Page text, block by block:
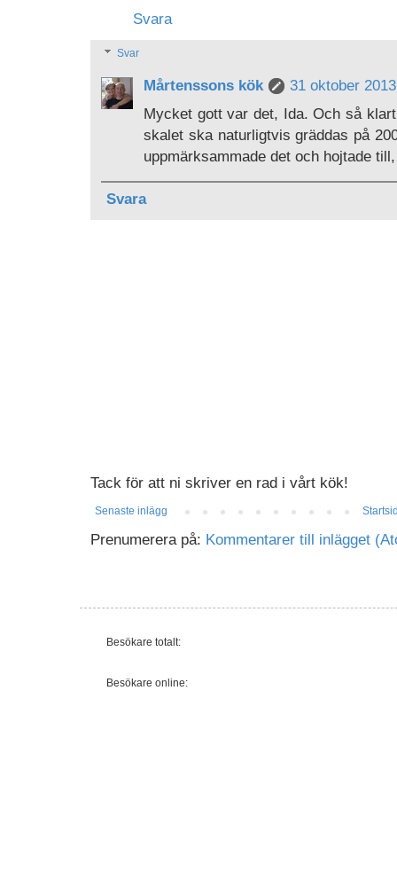
Svara
Svar
Mårtenssons kök
31 oktober
Mycket gott var det, Ida. Och så
skalet ska naturligtvis gräddas på
uppmärksammade det och hojtade
Svara
Tack för att ni skriver en rad i vårt kök!
Senaste inlägg
Prenumerera på: Kommentarer till inlägget
Besökare totalt:
Besökare online: